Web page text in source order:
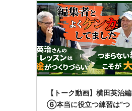
【トーク動画】横田英治編
⑥本当に役立つ練習は“つ